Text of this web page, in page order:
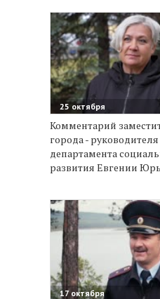
25 октября
Комментарий
города - руководителя
департамента
развития Евгении
17 октября